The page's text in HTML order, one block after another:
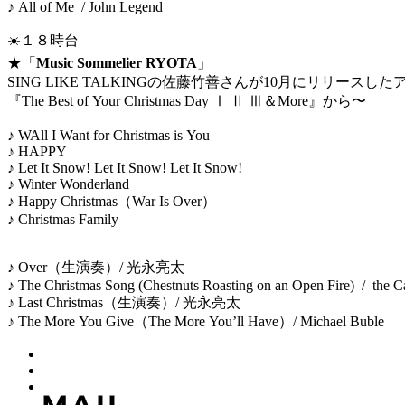
♪ All of Me / John Legend
☀️１８時台
★「 Music Sommelier RYOTA 」
SING LIKE TALKINGの佐藤竹善さんが10月にリリースした
『The Best of Your Christmas Day Ⅰ Ⅱ Ⅲ＆More 』 から〜
♪ WAll I Want for Christmas is You
♪ HAPPY
♪ Let It Snow! Let It Snow! Let It Snow!
♪ Winter Wonderland
♪ Happy Christmas（War Is Over）
♪ Christmas Family
♪ Over（生演奏）/ 光永亮太
♪ The Christmas Song (Chestnuts Roasting on an Open Fire) / the
♪ Last Christmas（生演奏）/ 光永亮太
♪ The More You Give（The More You’ll Have）/ Michael Buble